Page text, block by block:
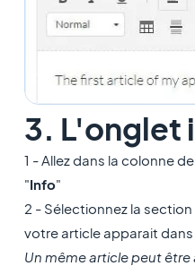
3. L'onglet
1 - Allez dans la colonne
"Info"
2 - Sélectionnez la
votre article apparait
Un même article peut